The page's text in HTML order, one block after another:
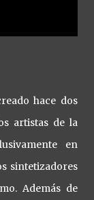
hace dos
artistas de la
en
sintetizadores
Además de